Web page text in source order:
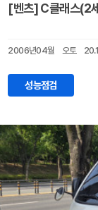
[벤츠] C클래스(2
2006년04월 오토
성능점검